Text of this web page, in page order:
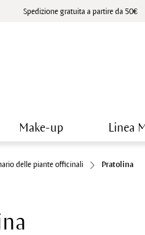
Spedizione gratuita a partire da 50€
Make-up Linea
delle piante officinali Pratolina